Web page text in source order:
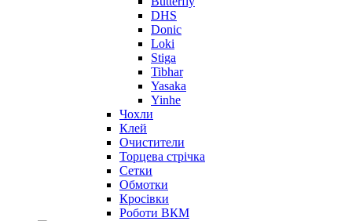
DHS
Donic
Loki
Stiga
Tibhar
Yasaka
Yinhe
Чохли
Клей
Очистители
Торцева стрічка
Сетки
Обмотки
Кросівки
Роботи ВКМ